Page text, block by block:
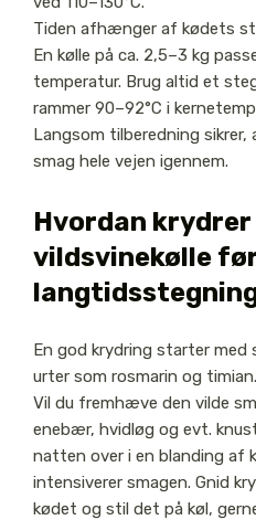
Tiden afhænger af kødets
En kølle på ca. 2,5–3 kg
temperatur. Brug altid et
rammer 90–92°C i
Langsom tilberedning
smag hele vejen igennem.
Hvordan krydrer
vildsvinekølle
En god krydring starter
urter som rosmarin og timian.
Vil du fremhæve den vilde
enebær, hvidløg og evt.
natten over i en blanding af
intensiverer smagen. Gnid
kødet og stil det på køl,